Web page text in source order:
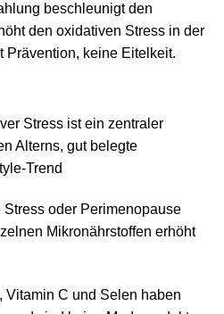
beschleunigt den
den oxidativen Stress in der
Prävention, keine Eitelkeit.
Stress ist ein zentraler
Alterns, gut belegte
Trend
Stress oder Perimenopause
Mikronährstoffen erhöht
Vitamin C und Selen haben